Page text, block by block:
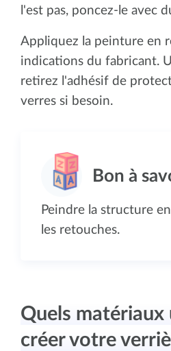
l'est pas, poncez-le avec
Appliquez la peinture en
indications du fabricant.
retirez l'adhésif de
verres si besoin.
Peindre la structure
les retouches.
Quels
créer votre